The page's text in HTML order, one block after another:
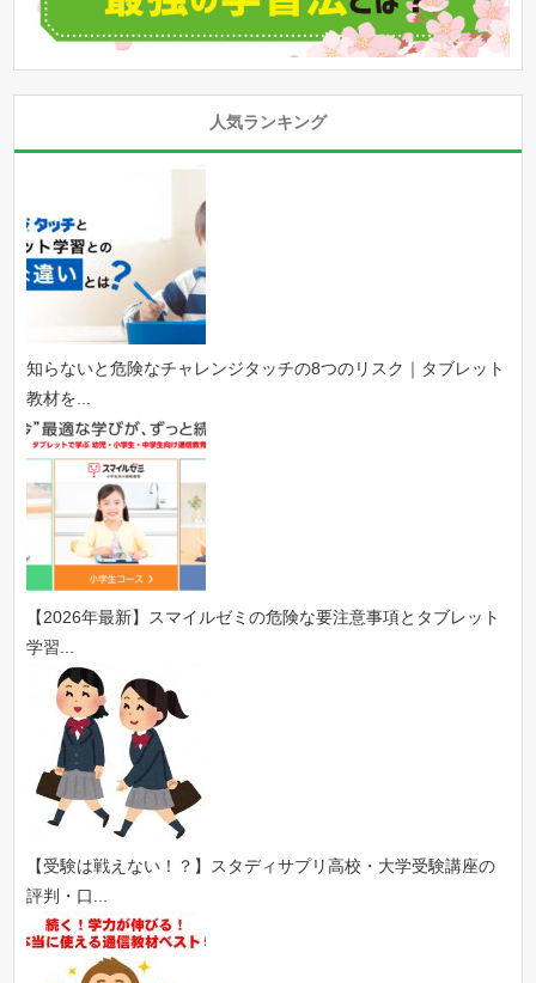
人気ランキング
知らないと危険なチャレンジタッチの8つのリスク｜タブレット
教材を...
【2026年最新】スマイルゼミの危険な要注意事項とタブレット
学習...
【受験は戦えない！？】スタディサプリ高校・大学受験講座の
評判・口...